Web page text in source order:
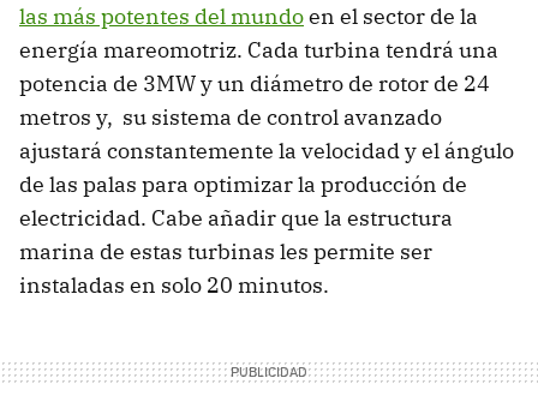
las más potentes del mundoen el sector de la
energía mareomotriz. Cada turbina tendrá una
potencia de 3MW y un diámetro de rotor de 24
metros y, su sistema de control avanzado
ajustará constantemente la velocidad y el ángulo
de las palas para optimizar la producción de
electricidad. Cabe añadir que la estructura
marina de estas turbinas les permite ser
instaladas en solo 20 minutos.